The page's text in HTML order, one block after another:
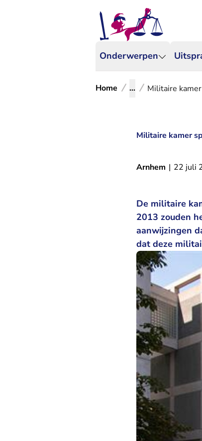
Onderwerpen
Home ... Militaire
Militaire kamer
Arnhem | 22 juli
De militaire
2013 zouden
aanwijzingen
dat deze